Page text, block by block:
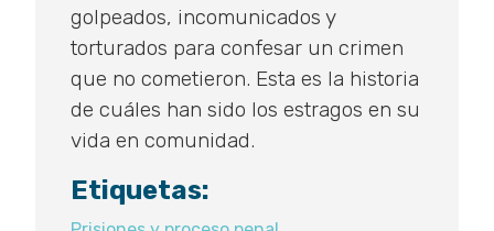
golpeados, incomunicados y
torturados para confesar un crimen
que no cometieron. Esta es la historia
de cuáles han sido los estragos en su
vida en comunidad.
Etiquetas: